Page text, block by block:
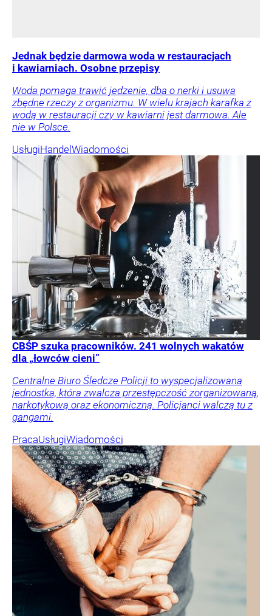
Jednak będzie darmowa woda w restauracjach
i kawiarniach. Osobne przepisy
Woda pomaga trawić jedzenie, dba o nerki i usuwa
zbędne rzeczy z organizmu. W wielu krajach karafka z
wodą w restauracji czy w kawiarni jest darmowa. Ale
nie w Polsce.
UsługiHandel Wiadomości
CBŚP szuka pracowników. 241 wolnych wakatów
dla „łowców cieni”
Centralne Biuro Śledcze Policji to wyspecjalizowana
jednostka, która zwalcza przestępczość zorganizowaną,
narkotykową oraz ekonomiczną. Policjanci walczą tu z
gangami.
PracaUsługiWiadomości